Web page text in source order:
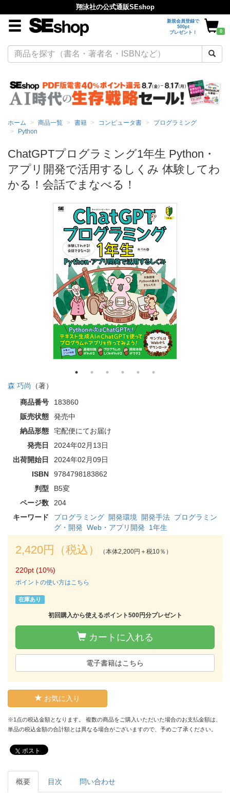
翔泳社の公式通販SEshop
新規会員登録で
500pt
プレゼント！
0
ホーム 商品一覧 書籍 コンピュータ書
プログラミング
Python
ChatGPTプログラミング1年生 Python・
アプリ開発で活用するしくみ 体験してわ
かる！会話でまなべる！
森 巧尚
（著）
商品番号
183860
販売状態
発売中
納品形態
宅配便にてお届け
発売日
2024年02月13日
出荷開始日
2024年02月09日
ISBN
9784798183862
判型
B5変
ページ数
204
キーワード
プログラミング 開発環境 開発手法 プログラミン
グ・開発 Web・アプリ開発 1年生
2,420円（税込） （本体2,200円＋税10％）
220pt (10%)
ポイントの使い方はこちら
在庫あり
初回購入から使えるポイント500円分プレゼント
カートに入れる
電子書籍はこちら
お気に入り
※1点の税込金額となります。 複数の商品をご購入いただいた場合のお支払金額は、
単品の税込金額の合計額とは異なる場合がございますので、予めご了承ください。
ポスト
概要 目次 問い合わせ